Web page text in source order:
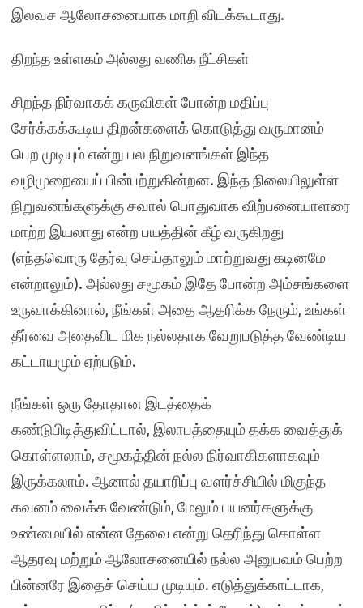
இலவச ஆலோசனையாக மாறி விடக்கூடாது.
திறந்த உள்ளகம் அல்லது வணிக நீட்சிகள்
சிறந்த நிர்வாகக் கருவிகள் போன்ற மதிப்பு
சேர்க்கக்கூடிய திறன்களைக் கொடுத்து வருமானம்
பெற முடியும் என்று பல நிறுவனங்கள் இந்த
வழிமுறையைப் பின்பற்றுகின்றன. இந்த நிலையிலுள்ள
நிறுவனங்களுக்கு சவால் பொதுவாக விற்பனையாளரை
மாற்ற இயலாது என்ற பயத்தின் கீழ் வருகிறது
(எந்தவொரு தேர்வு செய்தாலும் மாற்றுவது கடினமே
என்றாலும்). அல்லது சமூகம் இதே போன்ற அம்சங்களை
உருவாக்கினால், நீங்கள் அதை ஆதரிக்க நேரும், உங்கள்
தீர்வை அதைவிட மிக நல்லதாக வேறுபடுத்த வேண்டிய
கட்டாயமும் ஏற்படும்.
நீங்கள் ஒரு தோதான இடத்தைக்
கண்டுபிடித்துவிட்டால், இலாபத்தையும் தக்க வைத்துக்
கொள்ளலாம், சமூகத்தின் நல்ல நிர்வாகிகளாகவும்
இருக்கலாம். ஆனால் தயாரிப்பு வளர்ச்சியில் மிகுந்த
கவனம் வைக்க வேண்டும், மேலும் பயனர்களுக்கு
உண்மையில் என்ன தேவை என்று தெரிந்து கொள்ள
ஆதரவு மற்றும் ஆலோசனையில் நல்ல அனுபவம் பெற்ற
பின்னரே இதைச் செய்ய முடியும். எடுத்துக்காட்டாக,